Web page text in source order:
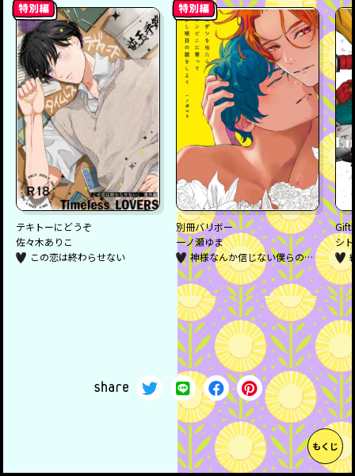
テキトーにどうぞ
佐々木ありこ
この恋は終わらせない
別冊バリボー
一ノ瀬ゆま
神様なんか信じない僕らのエデン
シ
もくじ
share